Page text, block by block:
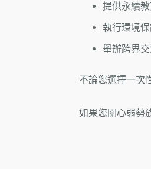
提供永續
執行環境
舉辦跨界
不論您選擇一次
如果您關心弱勢